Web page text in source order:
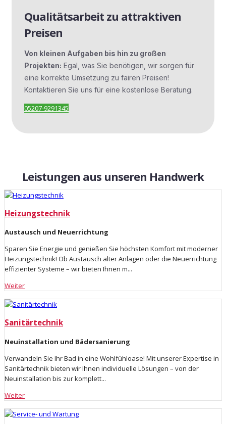
Qualitätsarbeit zu attraktiven
Preisen
Von kleinen Aufgaben bis hin zu großen
Projekten: Egal, was Sie benötigen, wir sorgen für
eine korrekte Umsetzung zu fairen Preisen!
Kontaktieren Sie uns für eine kostenlose Beratung.
05207-9291345
Leistungen aus unseren Handwerk
Heizungstechnik
Austausch und Neuerrichtung
Sparen Sie Energie und genießen Sie höchsten Komfort mit moderner
Heizungstechnik! Ob Austausch alter Anlagen oder die Neuerrichtung
effizienter Systeme – wir bieten Ihnen m...
Weiter
Sanitärtechnik
Neuinstallation und Bädersanierung
Verwandeln Sie Ihr Bad in eine Wohlfühloase! Mit unserer Expertise in
Sanitärtechnik bieten wir Ihnen individuelle Lösungen – von der
Neuinstallation bis zur komplett...
Weiter